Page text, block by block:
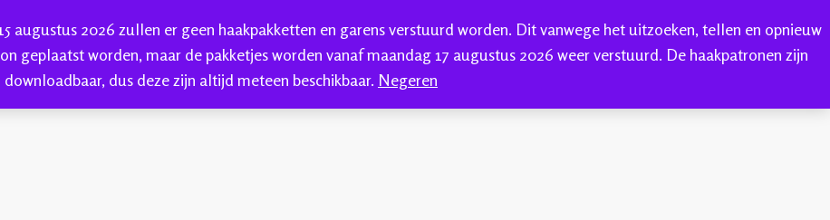
augustus 2026 zullen er geen haakpakketten en garens verstuurd worden. Dit vanwege het uitzoeken, tellen en opnieuw
geplaatst worden, maar de pakketjes worden vanaf maandag 17 augustus 2026 weer verstuurd. De haakpatronen zijn
downloadbaar, dus deze zijn altijd meteen beschikbaar. Negeren
BLOG
0